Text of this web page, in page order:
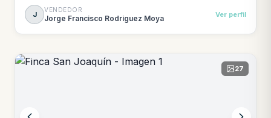
J
VENDEDOR
Jorge Francisco Rodriguez Moya Ver perfil
27